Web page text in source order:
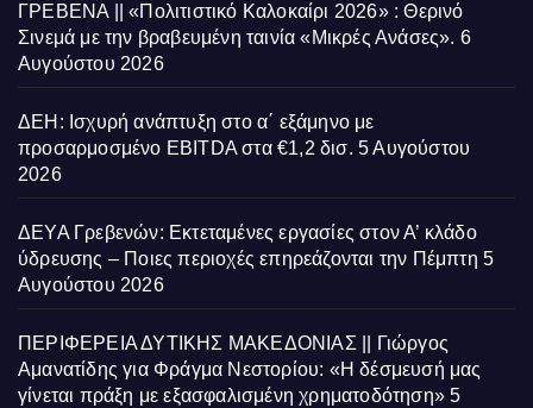
ΓΡΕΒΕΝΑ || «Πολιτιστικό Καλοκαίρι 2026» : Θερινό
Σινεμά με την βραβευμένη ταινία «Μικρές Ανάσες». 6
Αυγούστου 2026
ΔΕΗ: Ισχυρή ανάπτυξη στο α΄ εξάμηνο με
προσαρμοσμένο EBITDA στα €1,2 δισ. 5 Αυγούστου
2026
ΔΕΥΑ Γρεβενών: Εκτεταμένες εργασίες στον Α’ κλάδο
ύδρευσης – Ποιες περιοχές επηρεάζονται την Πέμπτη 5
Αυγούστου 2026
ΠΕΡΙΦΕΡΕΙΑ ΔΥΤΙΚΗΣ ΜΑΚΕΔΟΝΙΑΣ || Γιώργος
Αμανατίδης για Φράγμα Νεστορίου: «Η δέσμευσή μας
γίνεται πράξη με εξασφαλισμένη χρηματοδότηση» 5